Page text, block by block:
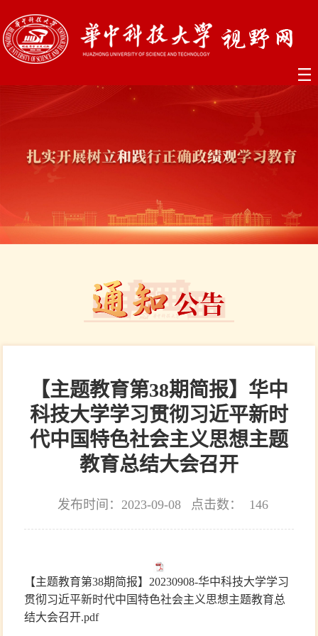
【主题教育第38期简报】华中
科技大学学习贯彻习近平新时
代中国特色社会主义思想主题
教育总结大会召开
发布时间：2023-09-08 点击数： 146
【主题教育第38期简报】20230908-华中科技大学学习
贯彻习近平新时代中国特色社会主义思想主题教育总
结大会召开.pdf